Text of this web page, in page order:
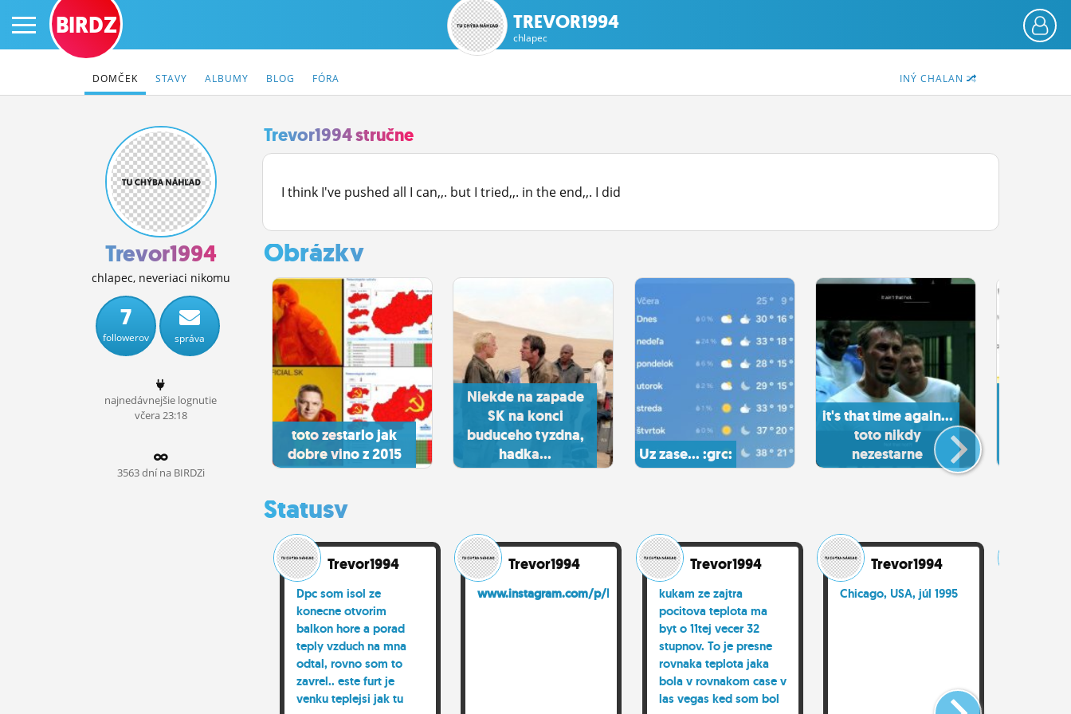
PRIHLÁS SA
ČINŽIAK
FÓRUM
STATUSY
BLOGY
OBRÁZKY
MÔJ PROFIL
ROLETA
BIRDZ TREVOR1994
chlapec
INÝ CHALAN
DOMČEK STAVY ALBUMY BLOG FÓRA
Trevor1994
chlapec, neveriaci nikomu
7
followerov správa
najnedávnejšie lognutie
včera 23:18
3563 dní na BIRDZi
Trevor1994 stručne
I think I've pushed all I can,,. but I tried,,. in the end,,. I did
Obrázky
toto zestarlo jak
dobre vino z 2015
Niekde na zapade
SK na konci
buduceho tyzdna,
hadka...
Uz zase... :grc:
it's that time again...
toto nikdy
nezestarne
Statusy
Trevor1994
Dpc som isol ze
konecne otvorim
balkon hore a porad
teply vzduch na mna
odtal, rovno som to
zavrel.. este furt je
venku teplejsi jak tu
Trevor1994
www.instagram.com/p/DWCWkm...
Trevor1994
kukam ze zajtra
pocitova teplota ma
byt o 11tej vecer 32
stupnov. To je presne
rovnaka teplota jaka
bola v rovnakom case v
las vegas ked som bol
Trevor1994
Chicago, USA, júl 1995